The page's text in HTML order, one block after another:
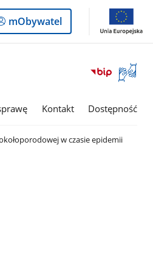
Logowanie
do
mObywatel
Otwórz
okno
Kontakt Dostępność
w czasie epidemii